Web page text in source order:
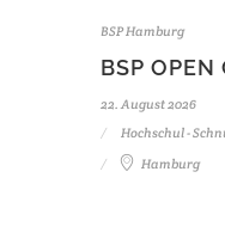
BSP Hamburg
BSP OPEN
22. August 2026
Hochschul -
Hamburg